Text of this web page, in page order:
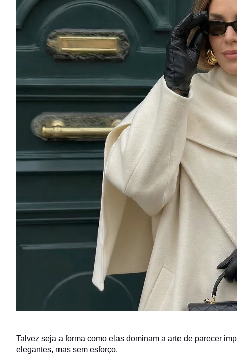
Talvez seja a forma como elas dominam a arte de parecer
elegantes, mas sem esforço.